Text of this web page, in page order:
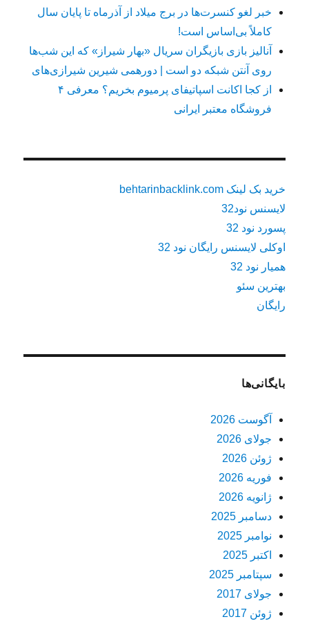
خبر لغو کنسرت‌ها در برج میلاد از آذرماه تا پایان سال
کاملاً بی‌اساس است!
آنالیز بازی بازیگران سریال «بهار شیراز» که این شب‌ها
روی آنتن شبکه دو است | دورهمی شیرین شیرازی‌های
از کجا اکانت اسپاتیفای پرمیوم بخریم؟ معرفی ۴
فروشگاه معتبر ایرانی
خرید بک لینک behtarinbacklink.com
لایسنس نود32
پسورد نود 32
اوکلی لایسنس رایگان نود 32
همیار نود 32
بهترین سئو
رایگان
بایگانی‌ها
آگوست 2026
جولای 2026
ژوئن 2026
فوریه 2026
ژانویه 2026
دسامبر 2025
نوامبر 2025
اکتبر 2025
سپتامبر 2025
جولای 2017
ژوئن 2017